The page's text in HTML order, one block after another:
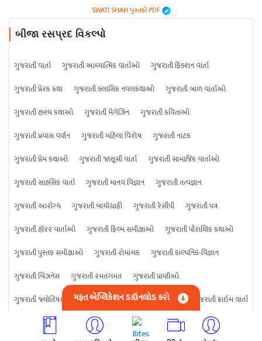
SWATI SHAH પુસ્તકો PDF
બીજા રસપ્રદ વિકલ્પો
ગુજરાતી વાર્તા ગુજરાતી આધ્યાત્મિક વાર્તાઓ
ગુજરાતી ફિક્શન વાર્તા
ગુજરાતી પ્રેરક કથા
ગુજરાતી ક્લાસિક નવલકથાઓ
ગુજરાતી બાળ વાર્તાઓ
ગુજરાતી હાસ્ય કથાઓ
ગુજરાતી મેગેઝિન
ગુજરાતી કવિતાઓ
ગુજરાતી પ્રવાસ વર્ણન
ગુજરાતી મહિલા વિશેષ
ગુજરાતી નાટક
ગુજરાતી પ્રેમ કથાઓ
ગુજરાતી જાસૂસી વાર્તા
ગુજરાતી સામાજિક વાર્તાઓ
ગુજરાતી સાહસિક વાર્તા
ગુજરાતી માનવ વિજ્ઞાન
ગુજરાતી તત્વજ્ઞાન
ગુજરાતી આરોગ્ય
ગુજરાતી બાયોગ્રાફી ગુજરાતી રેસીપી
ગુજરાતી પત્ર
ગુજરાતી હૉરર વાર્તાઓ
ગુજરાતી ફિલ્મ સમીક્ષાઓ
ગુજરાતી પૌરાણિક કથાઓ
ગુજરાતી પુસ્તક સમીક્ષાઓ
ગુજરાતી રોમાંચક
ગુજરાતી કાલ્પનિક-વિજ્ઞાન
ગુજરાતી બિઝનેસ
ગુજરાતી રમતગમત
ગુજરાતી પ્રાણીઓ
ગુજરાતી જ્યોતિષશાસ્ત્ર
ગુજરાતી વિજ્ઞાન ગુજરાતી કંઈપણ ગુજરાતી ક્રાઇમ વાર્તા
મફત એપ્લિકેશન ડાઉનલોડ કરો